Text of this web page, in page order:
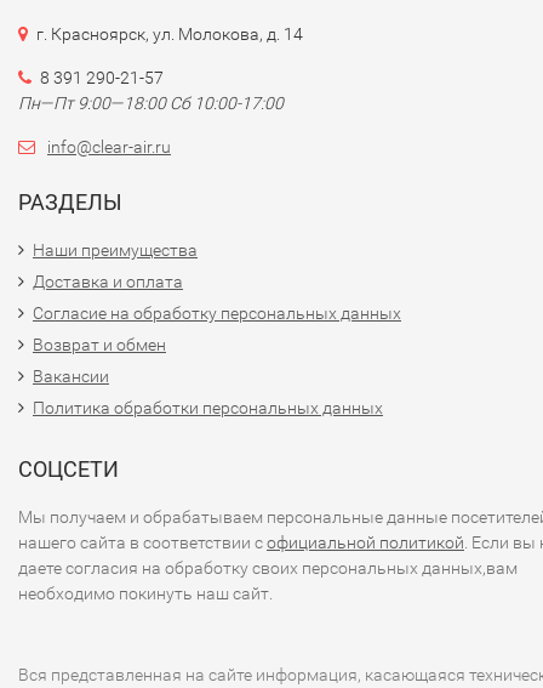
г. Красноярск, ул. Молокова, д. 14
8 391 290-21-57
Пн—Пт 9:00—18:00 Сб 10:00-17:00
info@clear-air.ru
РАЗДЕЛЫ
Наши преимущества
Доставка и оплата
Согласие на обработку персональных данных
Возврат и обмен
Вакансии
Политика обработки персональных данных
СОЦСЕТИ
Мы получаем и обрабатываем персональные данные
нашего сайта в соответствии софициальной политикой . Если вы
даете согласия на обработку своих персональных данных,вам
необходимо покинуть наш сайт.
Вся представленная на сайте информация, касающаяся